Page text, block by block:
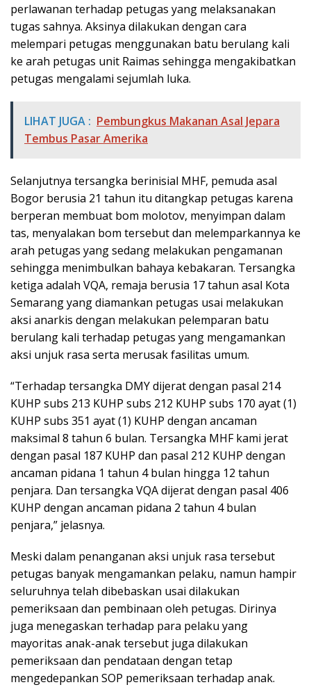
perlawanan terhadap petugas yang melaksanakan
tugas sahnya. Aksinya dilakukan dengan cara
melempari petugas menggunakan batu berulang kali
ke arah petugas unit Raimas sehingga mengakibatkan
petugas mengalami sejumlah luka.
LIHAT JUGA : Pembungkus Makanan Asal Jepara
Tembus Pasar Amerika
Selanjutnya tersangka berinisial MHF, pemuda asal
Bogor berusia 21 tahun itu ditangkap petugas karena
berperan membuat bom molotov, menyimpan dalam
tas, menyalakan bom tersebut dan melemparkannya ke
arah petugas yang sedang melakukan pengamanan
sehingga menimbulkan bahaya kebakaran. Tersangka
ketiga adalah VQA, remaja berusia 17 tahun asal Kota
Semarang yang diamankan petugas usai melakukan
aksi anarkis dengan melakukan pelemparan batu
berulang kali terhadap petugas yang mengamankan
aksi unjuk rasa serta merusak fasilitas umum.
“Terhadap tersangka DMY dijerat dengan pasal 214
KUHP subs 213 KUHP subs 212 KUHP subs 170 ayat (1)
KUHP subs 351 ayat (1) KUHP dengan ancaman
maksimal 8 tahun 6 bulan. Tersangka MHF kami jerat
dengan pasal 187 KUHP dan pasal 212 KUHP dengan
ancaman pidana 1 tahun 4 bulan hingga 12 tahun
penjara. Dan tersangka VQA dijerat dengan pasal 406
KUHP dengan ancaman pidana 2 tahun 4 bulan
penjara,” jelasnya.
Meski dalam penanganan aksi unjuk rasa tersebut
petugas banyak mengamankan pelaku, namun hampir
seluruhnya telah dibebaskan usai dilakukan
pemeriksaan dan pembinaan oleh petugas. Dirinya
juga menegaskan terhadap para pelaku yang
mayoritas anak-anak tersebut juga dilakukan
pemeriksaan dan pendataan dengan tetap
mengedepankan SOP pemeriksaan terhadap anak.